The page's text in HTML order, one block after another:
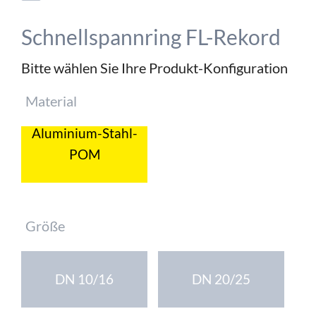
Schnellspannring FL-Rekord
Bitte wählen Sie Ihre Produkt-Konfiguration
Pflichtfeld
Material
Aluminium-Stahl-
POM
Pflichtfeld
Größe
DN 10/16 DN 20/25